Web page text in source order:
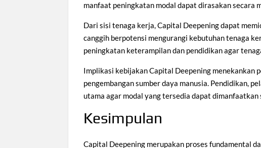
manfaat peningkatan modal dapat dirasakan secara
Dari sisi tenaga kerja, Capital Deepening dapat
canggih berpotensi mengurangi kebutuhan tenaga
peningkatan keterampilan dan pendidikan agar
Implikasi kebijakan Capital Deepening menekankan
pengembangan sumber daya manusia. Pendidikan,
utama agar modal yang tersedia dapat dimanfaatkan
Kesimpulan
Capital Deepening merupakan proses fundamental